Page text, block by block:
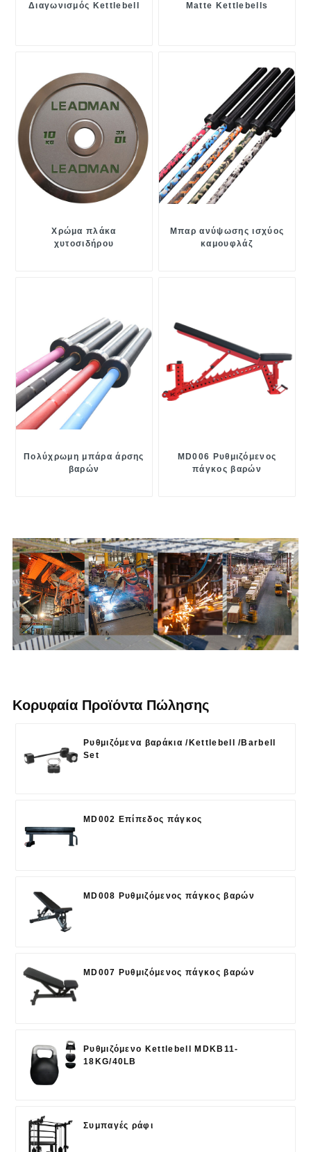
Διαγωνισμός Kettlebell Matte Kettlebells
Χρώμα πλάκα
χυτοσιδήρου
Μπαρ ανύψωσης ισχύος
καμουφλάζ
Πολύχρωμη μπάρα άρσης
βαρών
MD006 Ρυθμιζόμενος
πάγκος βαρών
Κορυφαία Προϊόντα Πώλησης
Ρυθμιζόμενα βαράκια /Kettlebell /Barbell
Set
MD002 Επίπεδος πάγκος
MD008 Ρυθμιζόμενος πάγκος βαρών
MD007 Ρυθμιζόμενος πάγκος βαρών
Ρυθμιζόμενο Kettlebell MDKB11-
18KG/40LB
Συμπαγές ράφι